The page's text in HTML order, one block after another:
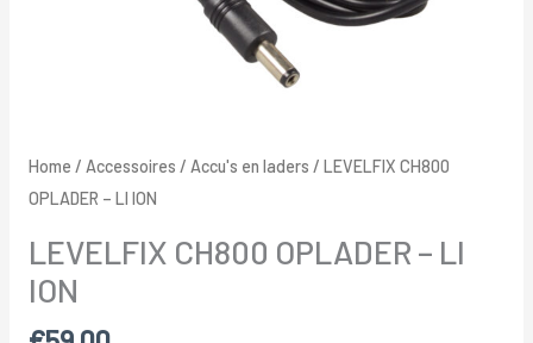
Home / Accessoires / Accu's en laders / LEVELFIX CH800
OPLADER – LI ION
LEVELFIX CH800 OPLADER – LI
ION